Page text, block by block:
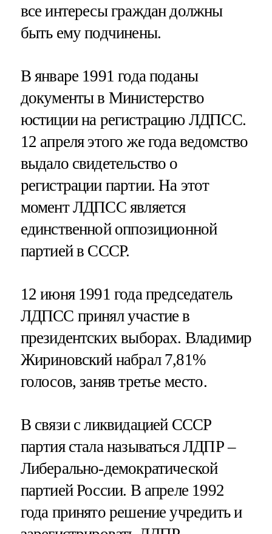
все интересы граждан должны
быть ему подчинены.
В январе 1991 года поданы
документы в Министерство
юстиции на регистрацию ЛДПСС.
12 апреля этого же года ведомство
выдало свидетельство о
регистрации партии. На этот
момент ЛДПСС является
единственной оппозиционной
партией в СССР.
12 июня 1991 года председатель
ЛДПСС принял участие в
президентских выборах. Владимир
Жириновский набрал 7,81%
голосов, заняв третье место.
В связи с ликвидацией СССР
партия стала называться ЛДПР –
Либерально-демократической
партией России. В апреле 1992
года принято решение учредить и